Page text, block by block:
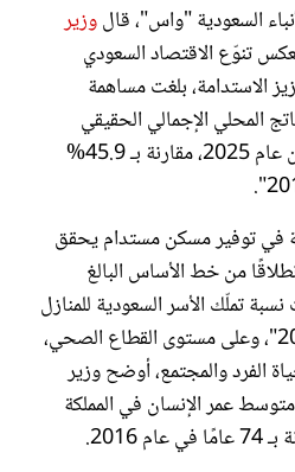
السعودية "واس"، قالوزير
تنوّع الاقتصاد السعودي
الاستدامة، بلغت مساهمة
المحلي الإجمالي الحقيقي
55.4% في الربع الثالث من عام 2025، مقارنة بـ 45.9%
في توفير مسكن مستدام يحقق
من خط الأساس البالغ
2016، بلغت نسبة تملّك الأسر السعودية للمنازل
65.4% في نهاية عام 2024"، وعلى مستوى القطاع الصحي،
الفرد والمجتمع، أوضح وزير
عمر الإنسان في المملكة